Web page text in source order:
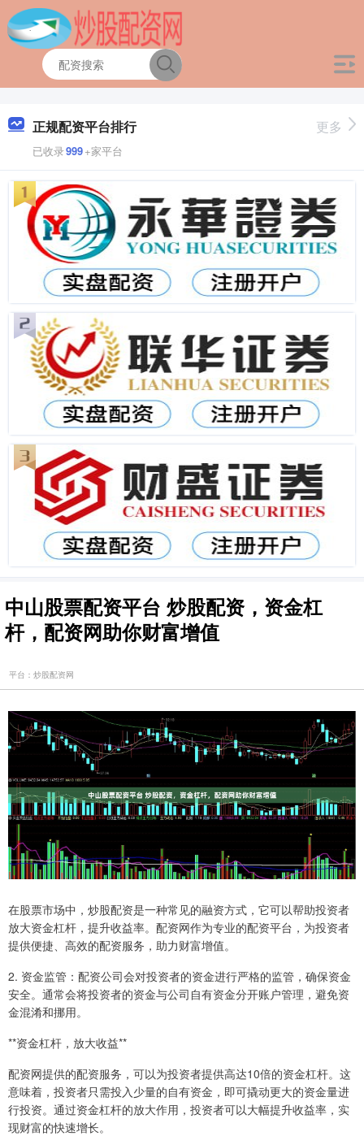
正规配资平台排行
已收录999+家平台
更多
中山股票配资平台 炒股配资，资金杠
杆，配资网助你财富增值
平台：炒股配资网
在股票市场中，炒股配资是一种常见的融资方式，它可以帮助投资者
放大资金杠杆，提升收益率。配资网作为专业的配资平台，为投资者
提供便捷、高效的配资服务，助力财富增值。
2. 资金监管：配资公司会对投资者的资金进行严格的监管，确保资金
安全。通常会将投资者的资金与公司自有资金分开账户管理，避免资
金混淆和挪用。
**资金杠杆，放大收益**
配资网提供的配资服务，可以为投资者提供高达10倍的资金杠杆。这
意味着，投资者只需投入少量的自有资金，即可撬动更大的资金量进
行投资。通过资金杠杆的放大作用，投资者可以大幅提升收益率，实
现财富的快速增长。